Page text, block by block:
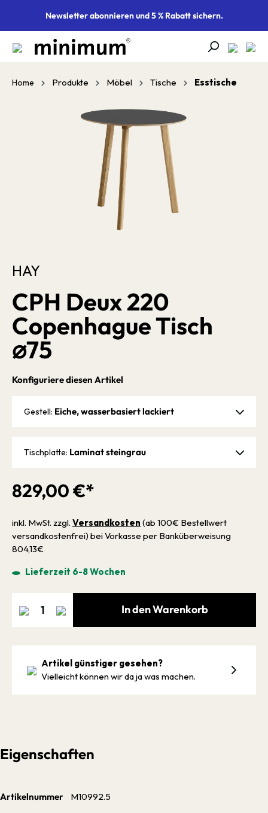
springenNewsletter abonnieren und 5 % Rabatt sichern.
Home Produkte Möbel Tische Esstische
Bildergalerie überspringen
HAY
CPH Deux 220
Copenhague Tisch
⌀75
829,00 €*
inkl. MwSt. zzgl. Versandkosten (ab 100€ Bestellwert
versandkostenfrei) bei Vorkasse per Banküberweisung
804,13€
Lieferzeit 6-8 Wochen
Konfiguriere diesen Artikel
Gestell: Eiche, wasserbasiert lackiert
Tischplatte: Laminat steingrau
In den Warenkorb
Artikel günstiger gesehen?
Vielleicht können wir da ja was machen.
Eigenschaften
Artikelnummer M10992.5